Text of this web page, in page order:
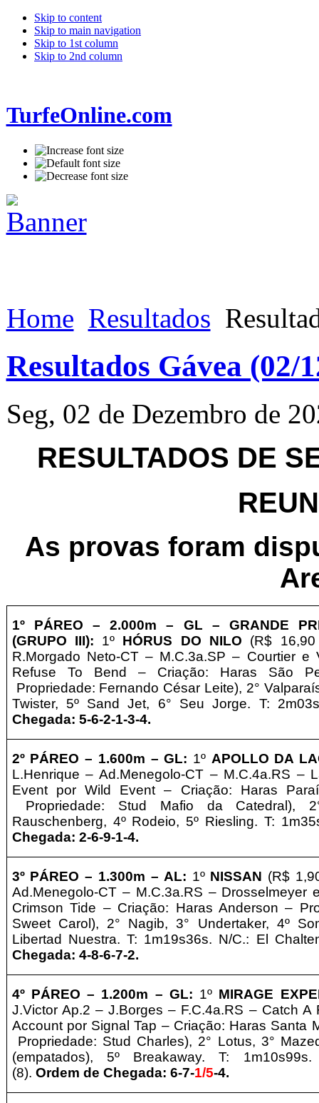
Skip to content
Skip to main navigation
Skip to 1st column
Skip to 2nd column
TurfeOnline.com
Home Resultados
Resultados Gávea (02/
Seg, 02 de Dezembro de
RESULTADOS DE
As provas foram
1º PÁREO – 2.000m – GL – GRANDE
(GRUPO III): 1º HÓRUS DO NILO
(R$
R.Morgado Neto-CT – M.C.3a.SP – Courtier e
Refuse To Bend – Criação: Haras São
Propriedade: Fernando César Leite), 2°
Twister, 5º Sand Jet, 6° Seu Jorge. T:
Chegada: 5-6-2-1-3-4.
2º PÁREO – 1.600m – GL: 1º APOLLO DA
L.Henrique – Ad.Menegolo-CT – M.C.4a.RS –
Event por Wild Event – Criação: Haras
Propriedade: Stud Mafio da Catedral),
Rauschenberg, 4º Rodeio, 5º Riesling. T:
Chegada: 2-6-9-1-4.
3º PÁREO – 1.300m – AL: 1º NISSAN (R$
Ad.Menegolo-CT – M.C.3a.RS – Drosselmeyer
Crimson Tide – Criação: Haras Anderson –
Sweet Carol), 2° Nagib, 3° Undertaker, 4º
Libertad Nuestra. T: 1m19s36s. N/C.: El
Chegada: 4-8-6-7-2.
4º PÁREO – 1.200m – GL: 1º MIRAGE
J.Victor Ap.2 – J.Borges – F.C.4a.RS – Catch A
Account por Signal Tap – Criação: Haras Santa
Propriedade: Stud Charles), 2° Lotus, 3°
(empatados), 5º Breakaway. T:
(8). Ordem de Chegada: 6-7-1/5-4.